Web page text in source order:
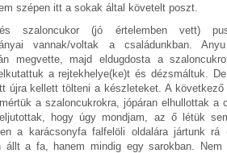
szépen itt a sokak által követelt poszt.
szaloncukor (jó értelemben vett)
vannak/voltak a családunkban.
megvette, majd eldugdosta a
a rejtekhelye(ke)t és dézsmáltuk.
újra kellett tölteni a készleteket. A
a szaloncukrokra, jópáran elhullottak a
hogy úgy mondjam, az ő létük
a karácsonyfa falfelöli oldalára jártunk
állt a fa, hanem mindig egy sarokban.